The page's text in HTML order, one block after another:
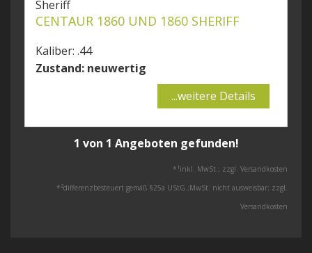
CENTAUR 1860 UND 1860 SHERIFF
Kaliber: .44
Zustand: neuwertig
...weitere Details
1 von 1 Angeboten gefunden!
* 1 inkl. MwSt.; zzgl. Versandkosten
* 2differenzbesteuert gemäß §25a UStG.;MwSt. nicht ausweisbar; zzgl.
Versandkosten